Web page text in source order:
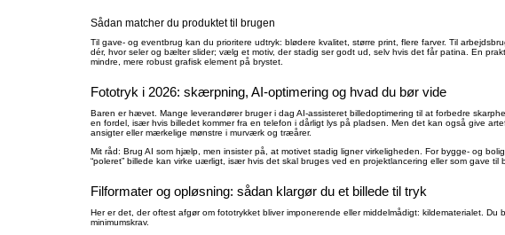
Sådan matcher du produktet til brugen
Til gave- og eventbrug kan du prioritere udtryk: blødere kvalitet, større print, flere farver. Til
dér, hvor seler og bælter slider; vælg et motiv, der stadig ser godt ud, selv hvis det får patina. En
mindre, mere robust grafisk element på brystet.
Fototryk i 2026: skærpning, AI-optimering og hvad du bør vide
Baren er hævet. Mange leverandører bruger i dag AI-assisteret billedoptimering til at forbedre
en fordel, især hvis billedet kommer fra en telefon i dårligt lys på pladsen. Men det kan også give
ansigter eller mærkelige mønstre i murværk og træårer.
Mit råd: Brug AI som hjælp, men insister på, at motivet stadig ligner virkeligheden. For bygge- og
“poleret” billede kan virke uærligt, især hvis det skal bruges ved en projektlancering eller som gave til
Filformater og opløsning: sådan klargør du et billede til tryk
Her er det, der oftest afgør om fototrykket bliver imponerende eller middelmådigt: kildematerialet.
minimumskrav.